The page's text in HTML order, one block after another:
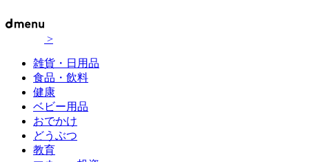
>
雑貨・日用品
食品・飲料
健康
ベビー用品
おでかけ
どうぶつ
教育